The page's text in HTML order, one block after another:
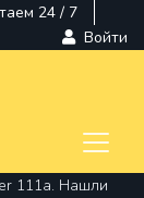
24 / 7
Войти
111a. Нашли